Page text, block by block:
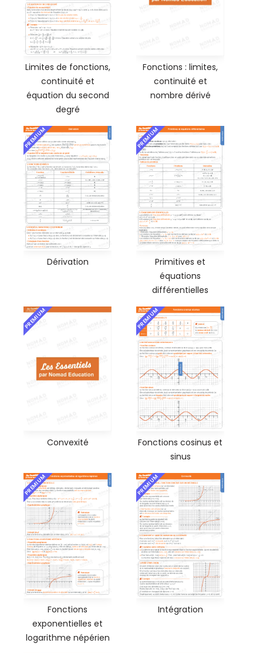
Limites de fonctions,
continuité et
équation du second
degré
Fonctions : limites,
continuité et
nombre dérivé
PREMIUM
Dérivation
PREMIUM
Primitives et
équations
différentielles
PREMIUM
Convexité
PREMIUM
Fonctions cosinus et
sinus
PREMIUM
Fonctions
exponentielles et
logarithme népérien
PREMIUM
Intégration